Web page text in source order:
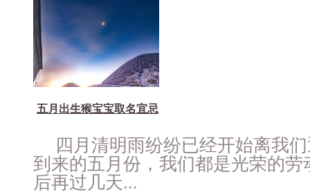
五月出生猴宝宝取名宜忌
四月清明雨纷纷已经开始离我
到来的五月份，我们都是光荣的
后再过几天...